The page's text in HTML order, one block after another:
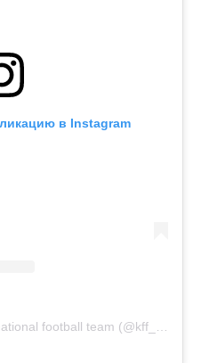
в Instagram